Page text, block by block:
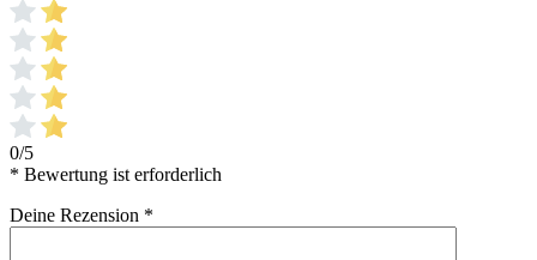
0/5
* Bewertung ist erforderlich
Deine Rezension *